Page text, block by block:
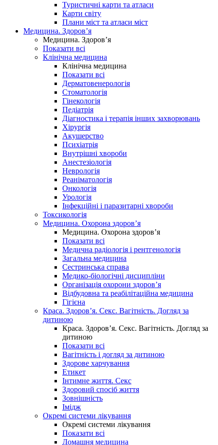
Туристичні карти та атласи
Карти світу
Плани міст та атласи міст
Медицина. Здоров’я
Медицина. Здоров’я
Показати всі
Клінічна медицина
Клінічна медицина
Показати всі
Дерматовенерологія
Стоматологія
Гінекологія
Педіатрія
Діагностика і терапія інших захворювань
Хірургія
Акушерство
Психіатрія
Внутрішні хвороби
Анестезіологія
Неврологія
Реаніматологія
Онкологія
Урологія
Інфекційні і паразитарні хвороби
Токсикологія
Медицина. Охорона здоров’я
Медицина. Охорона здоров’я
Показати всі
Медична радіологія і рентгенологія
Загальна медицина
Сестринська справа
Медико-біологічні дисципліни
Організація охорони здоров’я
Відбудовна та реабілітаційна медицина
Гігієна
Краса. Здоров’я. Секс. Вагітність. Догляд за
дитиною
Краса. Здоров’я. Секс. Вагітність. Догляд за
дитиною
Показати всі
Вагітність і догляд за дитиною
Здорове харчування
Етикет
Інтимне життя. Секс
Здоровий спосіб життя
Зовнішність
Імідж
Окремі системи лікування
Окремі системи лікування
Показати всі
Домашня медицина